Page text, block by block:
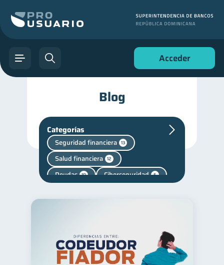
Acceder
Blog
Categorías
Seguridad financiera 13
Salud financiera 12
Deudas 10 Ciberseguridad 5
Finanzas personales 44
Manejo de deudas 31